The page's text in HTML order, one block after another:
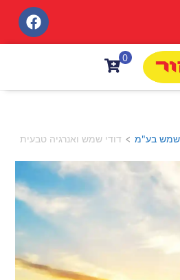
0
שמש בע"מ > דודי שמש ואנרגיה טבעית